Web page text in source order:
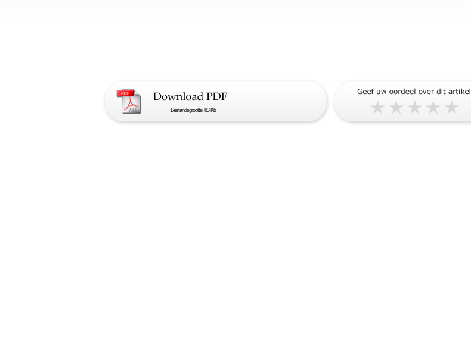
Bestandsgrootte: 83 Kb